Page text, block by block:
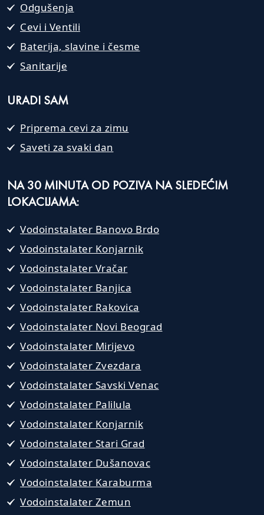
Odgušenja
Cevi i Ventili
Baterija, slavine i česme
Sanitarije
URADI SAM
Priprema cevi za zimu
Saveti za svaki dan
NA 30 MINUTA OD POZIVA NA SLEDEĆIM
LOKACIJAMA:
Vodoinstalater Banovo Brdo
Vodoinstalater Konjarnik
Vodoinstalater Vračar
Vodoinstalater Banjica
Vodoinstalater Rakovica
Vodoinstalater Novi Beograd
Vodoinstalater Mirijevo
Vodoinstalater Zvezdara
Vodoinstalater Savski Venac
Vodoinstalater Palilula
Vodoinstalater Konjarnik
Vodoinstalater Stari Grad
Vodoinstalater Dušanovac
Vodoinstalater Karaburma
Vodoinstalater Zemun